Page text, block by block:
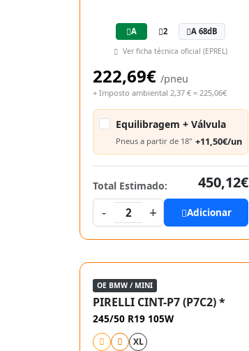
A 2 A 68dB
Ver ficha técnica oficial (EPREL)
222,69€ /pneu
+ Imposto ambiental 2,37 € = 225,06€
Equilibragem + Válvula
Pneus a partir de 18" +11,50€/un
Total Estimado:
450,12€
-
2 + Adicionar
OE BMW / MINI
PIRELLI CINT-P7 (P7C2) *
245/50 R19 105W
XL